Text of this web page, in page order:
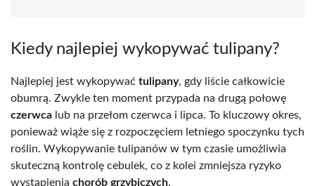
Kiedy najlepiej wykopywać tulipany?
Najlepiej jest wykopywać tulipany, gdy liście całkowicie
obumrą. Zwykle ten moment przypada na drugą połowę
czerwca lub na przełom czerwca i lipca. To kluczowy okres,
ponieważ wiąże się z rozpoczęciem letniego spoczynku tych
roślin. Wykopywanie tulipanów w tym czasie umożliwia
skuteczną kontrolę cebulek, co z kolei zmniejsza ryzyko
wystąpienia chorób grzybiczych.